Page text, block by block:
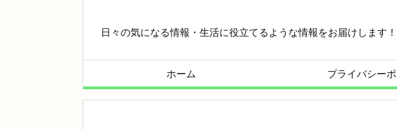
日々の気になる情報・生活に役立てるような情報をお届けします！
ホーム プライバシー